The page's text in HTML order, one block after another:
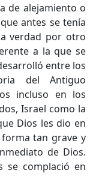
de alejamiento o
antes se tenía
verdad por otro
a la que se
entre los
del Antiguo
incluso en los
Israel como la
Dios les dio en
tan grave y
de Dios.
se complació en